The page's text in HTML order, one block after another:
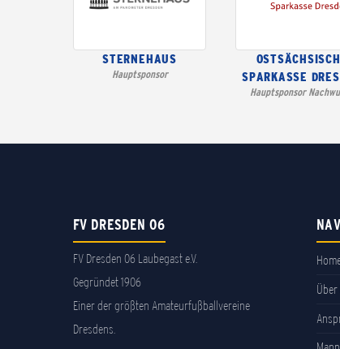
STERNEHAUS
Hauptsponsor
SPARKASSE
Hauptsponsor
FV DRESDEN 06
FV Dresden 06 Laubegast e.V.
Gegründet 1906
Einer der größten Amateurfußballvereine
Dresdens.